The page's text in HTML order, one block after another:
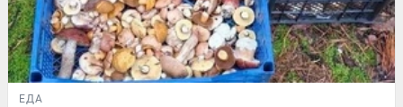
ЕДА